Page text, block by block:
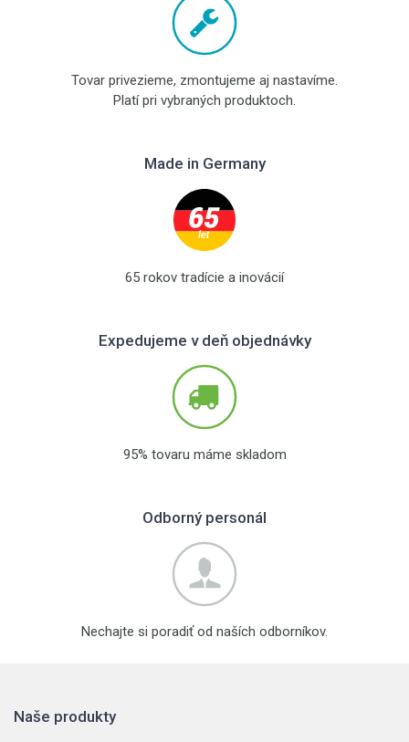
Tovar privezieme, zmontujeme aj nastavíme.
Platí pri vybraných produktoch.
Made in Germany
65 rokov tradície a inovácií
Expedujeme v deň objednávky
95% tovaru máme skladom
Odborný personál
Nechajte si poradiť od naších odborníkov.
Naše produkty